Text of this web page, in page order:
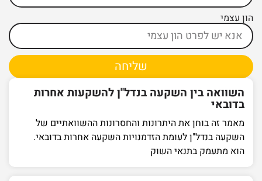
הון עצמי
שליחה
השוואה בין השקעה בנדל"ן להשקעות אחרות
בדובאי
מאמר זה בוחן את היתרונות והחסרונות ההשוואתיים של
השקעה בנדל"ן לעומת הזדמנויות השקעה אחרות בדובאי.
הוא מתעמק בתנאי השוק